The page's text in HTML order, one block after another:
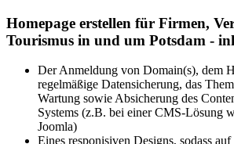
Homepage erstellen für Firmen,
Tourismus in und um Potsdam -
Der Anmeldung von Domain(s), dem
regelmäßige Datensicherung, das
Wartung sowie Absicherung des
Systems (z.B. bei einer CMS-Lösung
Joomla)
Eines responisiven Designs, sodass